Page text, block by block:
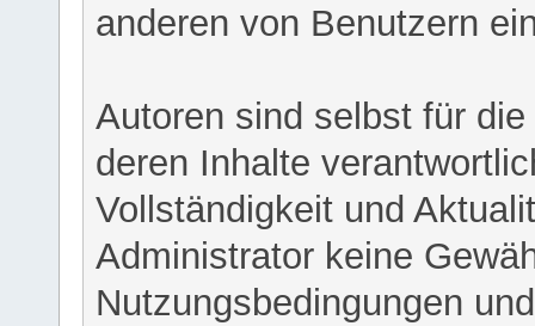
anderen von Benutzern
Autoren sind selbst für
deren Inhalte
Vollständigkeit und
Administrator keine
Nutzungsbedingungen